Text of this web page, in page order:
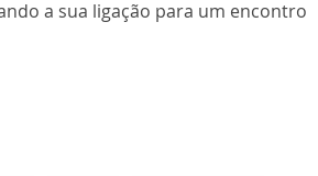
a sua ligação para um encontro